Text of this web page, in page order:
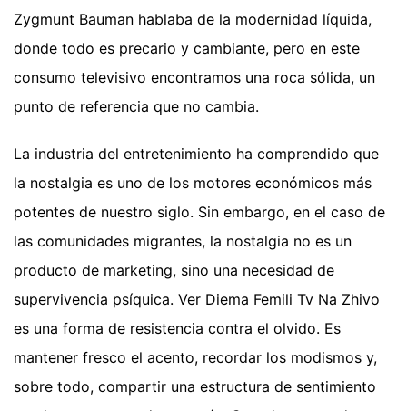
Zygmunt Bauman hablaba de la modernidad líquida,
donde todo es precario y cambiante, pero en este
consumo televisivo encontramos una roca sólida, un
punto de referencia que no cambia.
La industria del entretenimiento ha comprendido que
la nostalgia es uno de los motores económicos más
potentes de nuestro siglo. Sin embargo, en el caso de
las comunidades migrantes, la nostalgia no es un
producto de marketing, sino una necesidad de
supervivencia psíquica. Ver Diema Femili Tv Na Zhivo
es una forma de resistencia contra el olvido. Es
mantener fresco el acento, recordar los modismos y,
sobre todo, compartir una estructura de sentimiento